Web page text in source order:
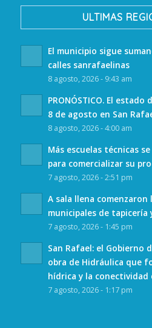
ULTIMAS
El municipio sigue
calles sanrafaelinas
8 agosto, 2026 - 9:43 am
PRONÓSTICO. El
8 de agosto en San
8 agosto, 2026 - 4:00 am
Más escuelas técnicas
para comercializar su
7 agosto, 2026 - 2:51 pm
A sala llena
municipales de tapicería
7 agosto, 2026 - 1:45 pm
San Rafael: el Gobierno
obra de Hidráulica que
hídrica y la conectividad
7 agosto, 2026 - 1:17 pm